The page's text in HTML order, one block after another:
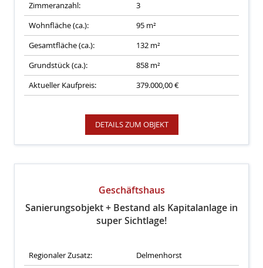
Zimmeranzahl:
3
Wohnfläche (ca.):
95 m²
Gesamtfläche (ca.):
132 m²
Grundstück (ca.):
858 m²
Aktueller Kaufpreis:
379.000,00 €
DETAILS ZUM OBJEKT
Geschäftshaus
Sanierungsobjekt + Bestand als Kapitalanlage in
super Sichtlage!
Regionaler Zusatz:
Delmenhorst